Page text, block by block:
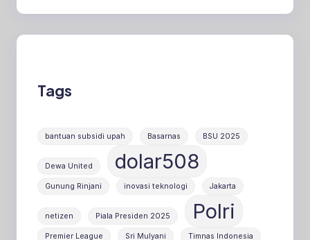
Tags
bantuan subsidi upah Basarnas BSU 2025
Dewa United dolar508
Gunung Rinjani inovasi teknologi Jakarta
netizen Piala Presiden 2025 Polri
Premier League Sri Mulyani Timnas Indonesia